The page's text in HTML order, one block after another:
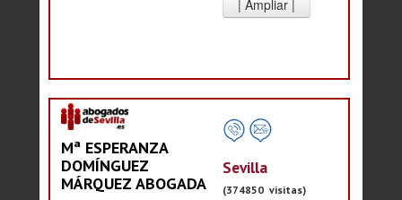
Mª ESPERANZA
DOMÍNGUEZ
MÁRQUEZ ABOGADA
Sevilla
(374850 visitas)